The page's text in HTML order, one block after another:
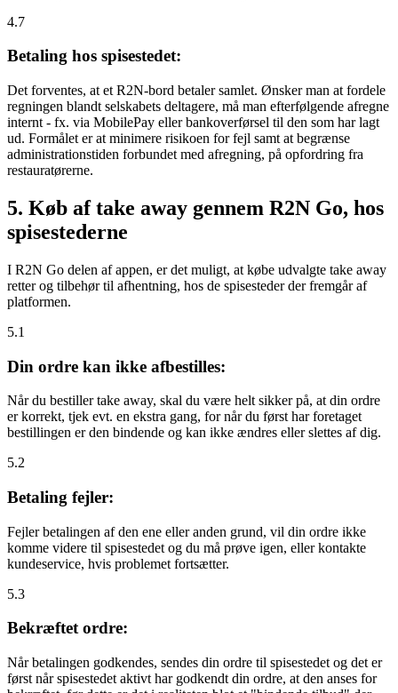
4.7
Betaling hos spisestedet:
Det forventes, at et R2N-bord betaler samlet. Ønsker man at fordele
regningen blandt selskabets deltagere, må man efterfølgende afregne
internt - fx. via MobilePay eller bankoverførsel til den som har lagt
ud. Formålet er at minimere risikoen for fejl samt at begrænse
administrationstiden forbundet med afregning, på opfordring fra
restauratørerne.
5. Køb af take away gennem R2N Go, hos
spisestederne
I R2N Go delen af appen, er det muligt, at købe udvalgte take away
retter og tilbehør til afhentning, hos de spisesteder der fremgår af
platformen.
5.1
Din ordre kan ikke afbestilles:
Når du bestiller take away, skal du være helt sikker på, at din ordre
er korrekt, tjek evt. en ekstra gang, for når du først har foretaget
bestillingen er den bindende og kan ikke ændres eller slettes af dig.
5.2
Betaling fejler:
Fejler betalingen af den ene eller anden grund, vil din ordre ikke
komme videre til spisestedet og du må prøve igen, eller kontakte
kundeservice, hvis problemet fortsætter.
5.3
Bekræftet ordre:
Når betalingen godkendes, sendes din ordre til spisestedet og det er
først når spisestedet aktivt har godkendt din ordre, at den anses for